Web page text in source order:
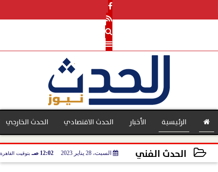
الرئيسية الأخبار الحدث الاقتصادي الحدث الخارجي
الحدث الفني السبت، 28 يناير 2023 12:02 صـ بتوقيت القاهرة